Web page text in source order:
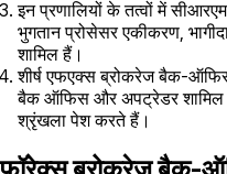
इन प्रणालियों के तत्वों में
भुगतान प्रोसेसर एकीकरण,
शामिल हैं।
शीर्ष एफएक्स ब्रोकरेज बैक-
बैक ऑफिस और अपट्रेडर शामिल
श्रृंखला पेश करते हैं।